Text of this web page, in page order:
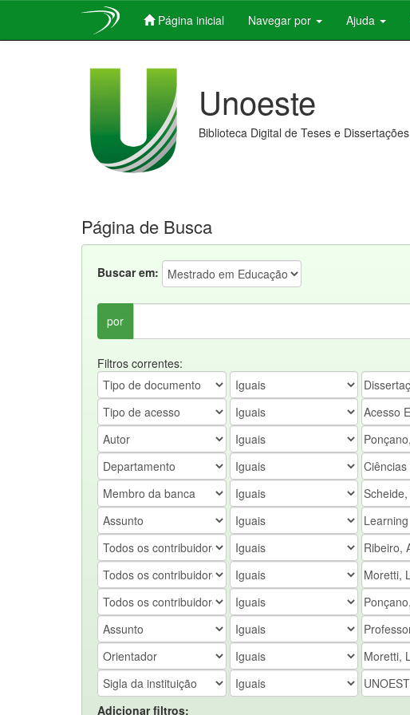
Página inicial Navegar por Ajuda
Unoeste
Biblioteca Digital de Teses e Dissertações
Página de Busca
Buscar em:
por
Filtros correntes:
Adicionar filtros: